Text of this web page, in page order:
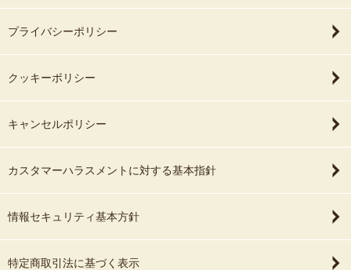
プライバシーポリシー
クッキーポリシー
キャンセルポリシー
カスタマーハラスメントに対する基本指針
情報セキュリティ基本方針
特定商取引法に基づく表示